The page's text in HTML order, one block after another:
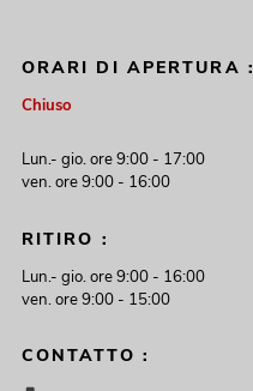
ORARI DI APERTURA :
Chiuso
Lun.- gio. ore 9:00 - 17:00
ven. ore 9:00 - 16:00
RITIRO :
Lun.- gio. ore 9:00 - 16:00
ven. ore 9:00 - 15:00
CONTATTO :